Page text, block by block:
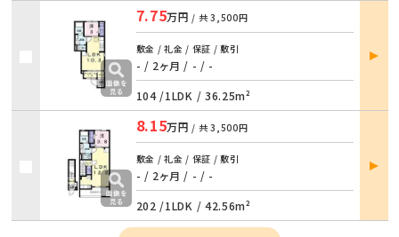
7.75万円 / 共3,500円
敷金 / 礼金 / 保証 / 敷引
- / 2ヶ月 / - / -
104 /1LDK / 36.25m²
部屋
詳細
8.15万円 / 共3,500円
敷金 / 礼金 / 保証 / 敷引
- / 2ヶ月 / - / -
202 /1LDK / 42.56m²
部屋
詳細